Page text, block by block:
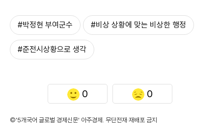
#박정현 부여군수 #비상 상황에 맞는 비상한 행정
#준전시상황으로 생각
0 0
©'5개국어 글로벌 경제신문' 아주경제. 무단전재·재배포 금지